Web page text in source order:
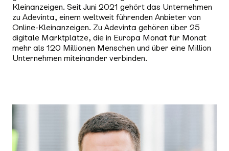
Kleinanzeigen. Seit Juni 2021 gehört das Unternehmen
zu Adevinta, einem weltweit führenden Anbieter von
Online-Kleinanzeigen. Zu Adevinta gehören über 25
digitale Marktplätze, die in Europa Monat für Monat
mehr als 120 Millionen Menschen und über eine Million
Unternehmen miteinander verbinden.